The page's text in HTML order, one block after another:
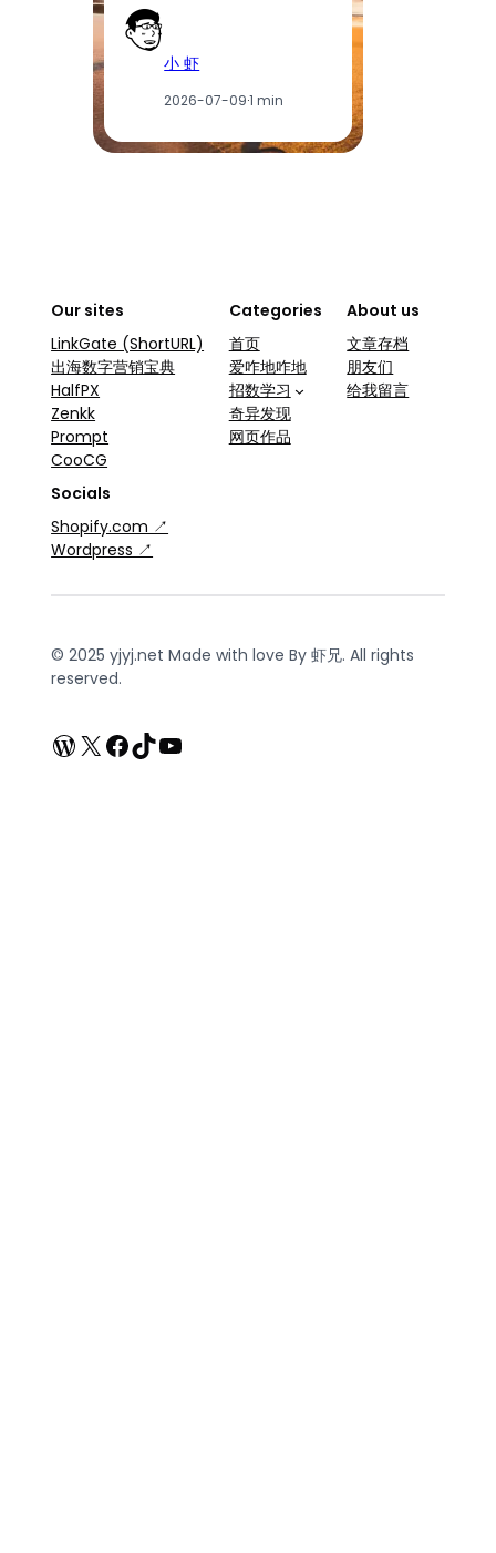
小 虾
2026-07-09·1 min
Our sites
LinkGate (ShortURL)
出海数字营销宝典
HalfPX
Zenkk
Prompt
CooCG
Categories
首页
爱咋地咋地
招数学习
奇异发现
网页作品
About us
文章存档
朋友们
给我留言
Socials
Shopify.com ↗
Wordpress ↗
© 2025 yjyj.net Made with love By 虾兄. All rights
reserved.
WordPress
X Facebook
TikTokYouTube